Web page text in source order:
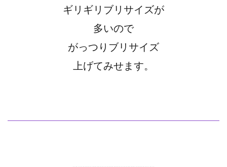
ギリギリブリサイズが
多いので
がっつりブリサイズ
上げてみせます。